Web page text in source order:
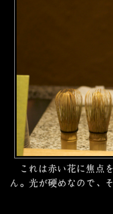
これは赤い花に焦点
ん。光が硬めなので、